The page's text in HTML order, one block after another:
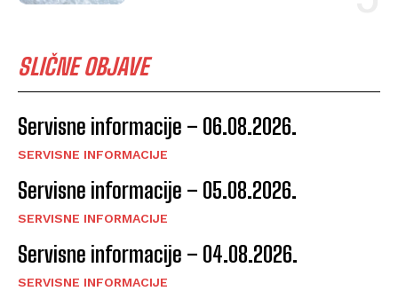
SLIČNE OBJAVE
Servisne informacije – 06.08.2026.
SERVISNE INFORMACIJE
Servisne informacije – 05.08.2026.
SERVISNE INFORMACIJE
Servisne informacije – 04.08.2026.
SERVISNE INFORMACIJE